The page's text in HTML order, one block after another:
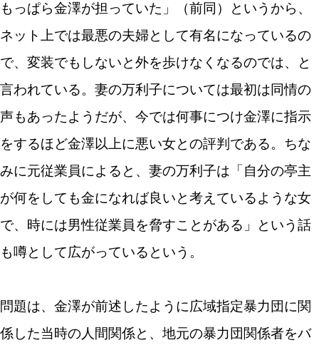
もっぱら金澤が担っていた」（前同）というから、
ネット上では最悪の夫婦として有名になっているの
で、変装でもしないと外を歩けなくなるのでは、と
言われている。妻の万利子については最初は同情の
声もあったようだが、今では何事につけ金澤に指示
をするほど金澤以上に悪い女との評判である。ちな
みに元従業員によると、妻の万利子は「自分の亭主
が何をしても金になれば良いと考えているような女
で、時には男性従業員を脅すことがある」という話
も噂として広がっているという。
問題は、金澤が前述したように広域指定暴力団に関
係した当時の人間関係と、地元の暴力団関係者をバ